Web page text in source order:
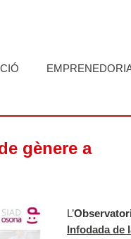
gènere a
L’
Infodada de